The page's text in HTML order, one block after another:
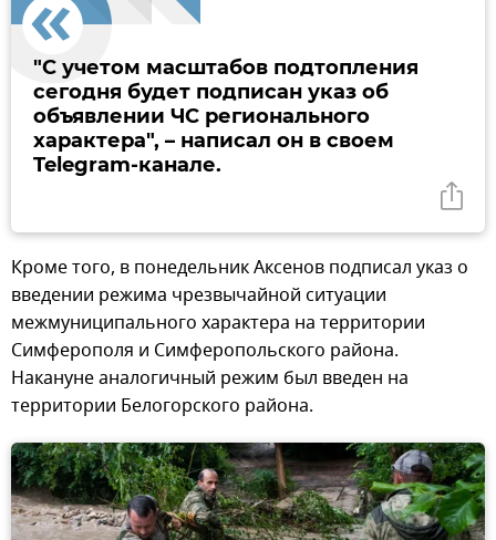
"С учетом масштабов подтопления
сегодня будет подписан указ об
объявлении ЧС регионального
характера", – написал он в своем
Telegram-канале.
Кроме того, в понедельник Аксенов подписал указ о
введении режима чрезвычайной ситуации
межмуниципального характера на территории
Симферополя и Симферопольского района.
Накануне аналогичный режим был введен на
территории Белогорского района.